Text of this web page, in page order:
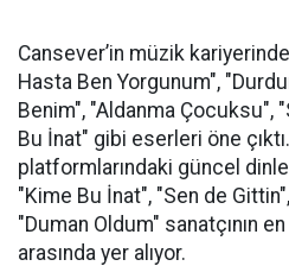
Cansever’in müzik
Hasta Ben Yorgunum",
Benim", "Aldanma Çocuksu",
Bu İnat" gibi eserleri öne
platformlarındaki güncel
"Kime Bu İnat", "Sen de
"Duman Oldum" sanatçının
arasında yer alıyor.